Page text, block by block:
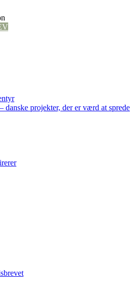
danske projekter, der er værd at sprede